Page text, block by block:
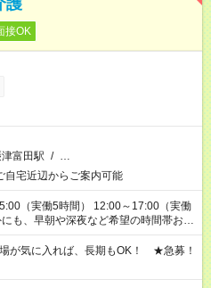
護
接OK
富田駅 / …
宅近辺からご案内可能
（実働5時間） 12:00～17:00（実働
当からヒアリングもしますので、ご安
が気に入れば、長期もOK！ ★急募！